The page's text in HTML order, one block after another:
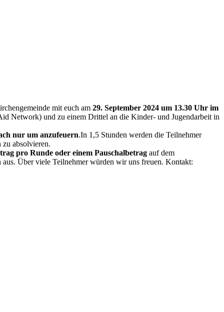
mit euch am 29. September 2024 um 13.30 Uhr im
Network) und zu einem Drittel an die Kinder- und Jugendarbeit in
nur um anzufeuern.In 1,5 Stunden werden die Teilnehmer
absolvieren.
pro Runde oder einem Pauschalbetrag auf dem
Über viele Teilnehmer würden wir uns freuen. Kontakt: